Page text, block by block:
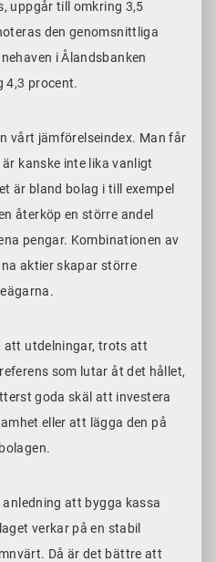
uppgår till omkring 3,5
den genomsnittliga
i Ålandsbanken
4,3 procent.
vårt jämförelseindex. Man får
kanske inte lika vanligt
är bland bolag i till exempel
återköp en större andel
pengar. Kombinationen av
aktier skapar större
att utdelningar, trots att
som lutar åt det hållet,
goda skäl att investera
eller att lägga den på
att bygga kassa
verkar på en stabil
Då är det bättre att